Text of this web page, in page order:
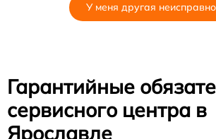
У меня другая
Гарантийные
сервисного центра в
Ярославле